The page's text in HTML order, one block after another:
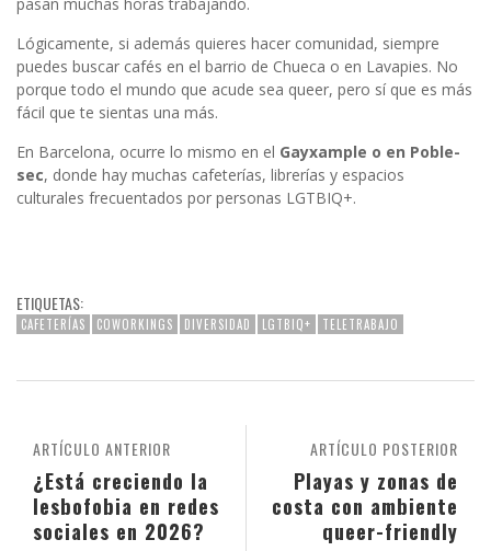
Lógicamente, si además quieres hacer comunidad, siempre
puedes buscar cafés en el barrio de Chueca o en Lavapies. No
porque todo el mundo que acude sea queer, pero sí que es más
fácil que te sientas una más.
En Barcelona, ocurre lo mismo en el Gayxample o en Poble-
sec, donde hay muchas cafeterías, librerías y espacios
culturales frecuentados por personas LGTBIQ+.
ETIQUETAS:
CAFETERÍAS COWORKINGS DIVERSIDAD LGTBIQ+ TELETRABAJO
ARTÍCULO POSTERIOR
Playas y zonas de
costa con ambiente
queer-friendly
ARTÍCULO ANTERIOR
¿Está creciendo la
lesbofobia en redes
sociales en 2026?